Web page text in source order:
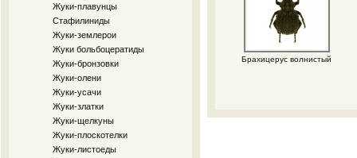
Жуки-плавунцы
Стафилиниды
Жуки-землерои
Жуки больбоцератиды
Жуки-бронзовки
Жуки-олени
Жуки-усачи
Жуки-златки
Жуки-щелкуны
Жуки-плоскотелки
Жуки-листоеды
Брахицерус волнистый